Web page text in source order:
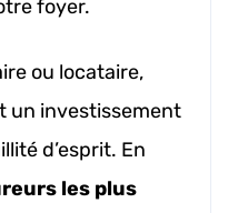
foyer.
ou locataire,
un investissement
d’esprit. En
les plus